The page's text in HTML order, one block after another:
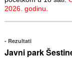
2026. godinu.
Rezultati
Javni park